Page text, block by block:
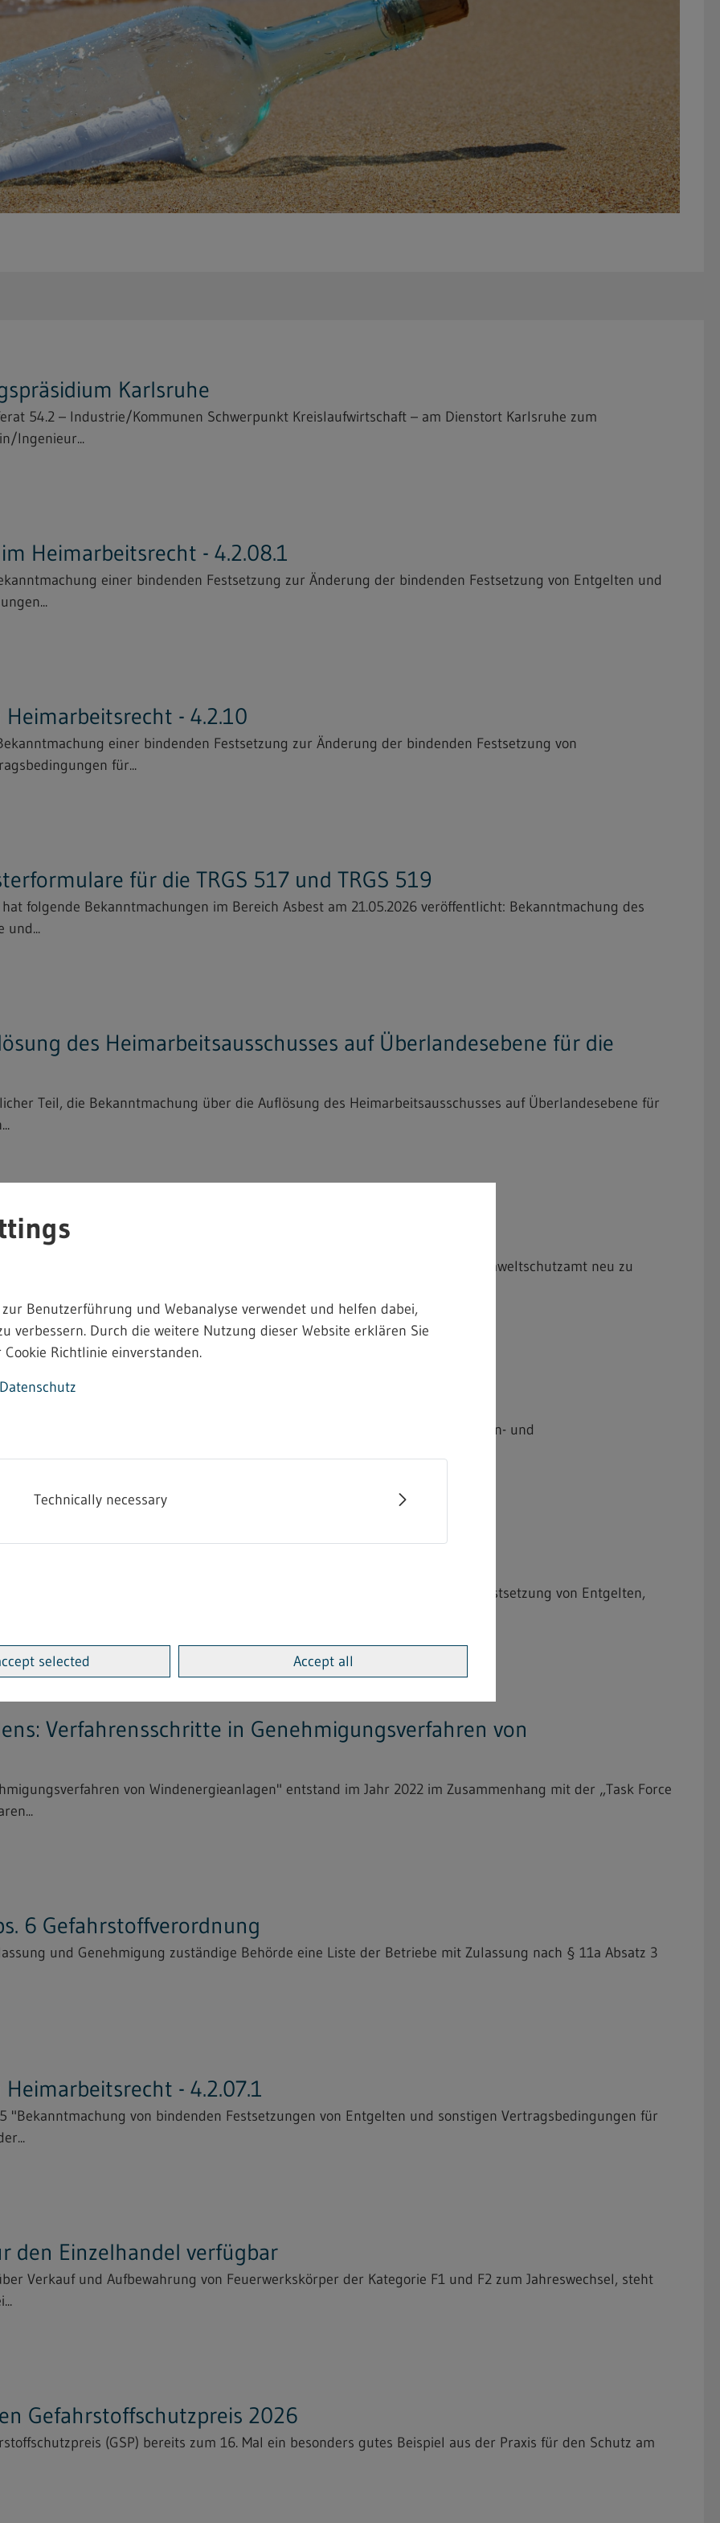
Karlsruhe
54.2 – Industrie/Kommunen Schwerpunkt Kreislaufwirtschaft – am Dienstort Karlsruhe zum
Ingenieur...
Heimarbeitsrecht - 4.2.08.1
einer bindenden Festsetzung zur Änderung der bindenden Festsetzung von Entgelten und
- 4.2.10
einer bindenden Festsetzung zur Änderung der bindenden Festsetzung von
für...
für die TRGS 517 und TRGS 519
folgende Bekanntmachungen im Bereich Asbest am 21.05.2026 veröffentlicht: Bekanntmachung des
und...
des Heimarbeitsausschusses auf Überlandesebene für die
Teil, die Bekanntmachung über die Auflösung des Heimarbeitsausschusses auf Überlandesebene für
Bodenseekreis
Vollzeitstelle Technischer Sachbearbeiter Gewerbeaufsicht (m/w/d) im Umweltschutzamt neu zu
...
- 4.2.12.9
einer bindenden Festsetzung von Entgelten für die Kunstblumen- und
von Trockenblumen...
- 4.2.09
einer bindenden Festsetzung zur Änderung der bindenden Festsetzung von Entgelten,
Verfahrensschritte in Genehmigungsverfahren von
von Windenergieanlagen" entstand im Jahr 2022 im Zusammenhang mit der „Task Force
6 Gefahrstoffverordnung
und Genehmigung zuständige Behörde eine Liste der Betriebe mit Zulassung nach § 11a Absatz 3
- 4.2.07.1
"Bekanntmachung von bindenden Festsetzungen von Entgelten und sonstigen Vertragsbedingungen für
den Einzelhandel verfügbar
Verkauf und Aufbewahrung von Feuerwerkskörper der Kategorie F1 und F2 zum Jahreswechsel, steht
Gefahrstoffschutzpreis 2026
(GSP) bereits zum 16. Mal ein besonders gutes Beispiel aus der Praxis für den Schutz am
zur Benutzerführung und Webanalyse verwendet und helfen dabei,
verbessern. Durch die weitere Nutzung dieser Website erklären Sie
Richtlinie einverstanden.
Datenschutz
Technically necessary
selected Accept all